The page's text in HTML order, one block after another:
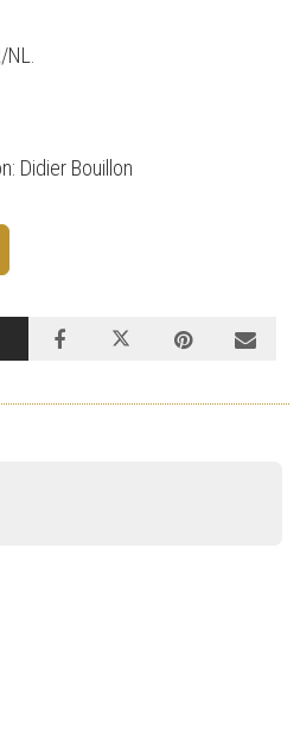
NL.
Didier Bouillon